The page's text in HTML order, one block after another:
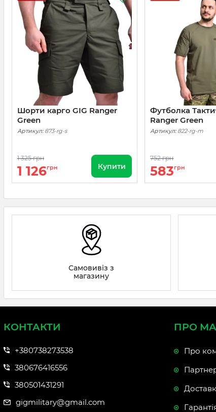
Шорти карго GIG Ranger
Green
Артикул:873-rg-s
1 325 грн
1 126грн Купити
Футболка
Ranger Green
Артикул:822-rg-m
752 грн
583грн
Самовивіз з
магазину
КОНТАКТИ
+380738273538
380676416556
380501431291
gigmilitary@gmail.com
ПРО
Про